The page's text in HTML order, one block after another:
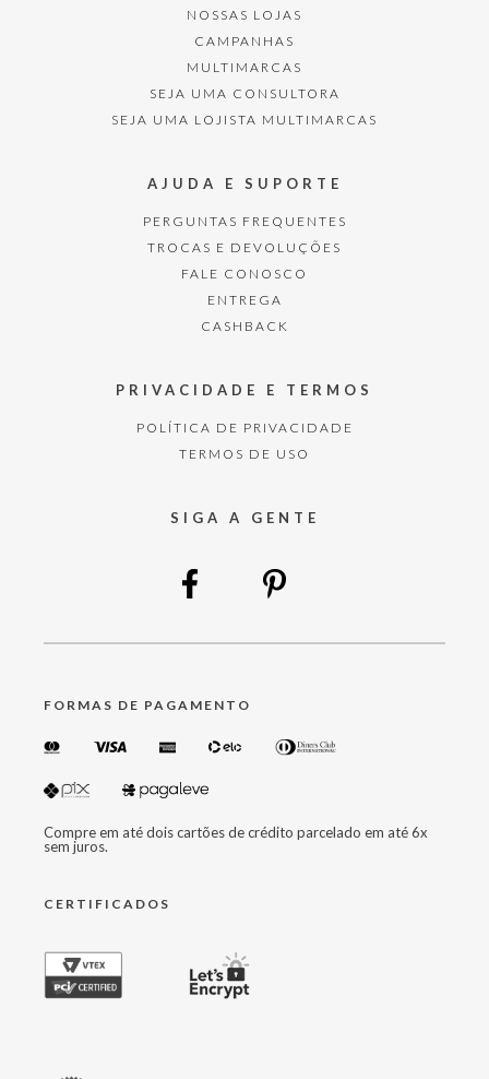
NOSSAS LOJAS
CAMPANHAS
MULTIMARCAS
SEJA UMA CONSULTORA
SEJA UMA LOJISTA MULTIMARCAS
AJUDA E SUPORTE
PERGUNTAS FREQUENTES
TROCAS E DEVOLUÇÕES
FALE CONOSCO
ENTREGA
CASHBACK
PRIVACIDADE E TERMOS
POLÍTICA DE PRIVACIDADE
TERMOS DE USO
SIGA A GENTE
FORMAS DE PAGAMENTO
Compre em até dois cartões de crédito parcelado em até 6x
sem juros.
CERTIFICADOS